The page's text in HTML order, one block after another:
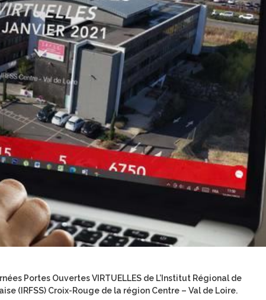
Portes Ouvertes VIRTUELLES de L’Institut Régional de
(IRFSS) Croix-Rouge de la région Centre – Val de Loire.